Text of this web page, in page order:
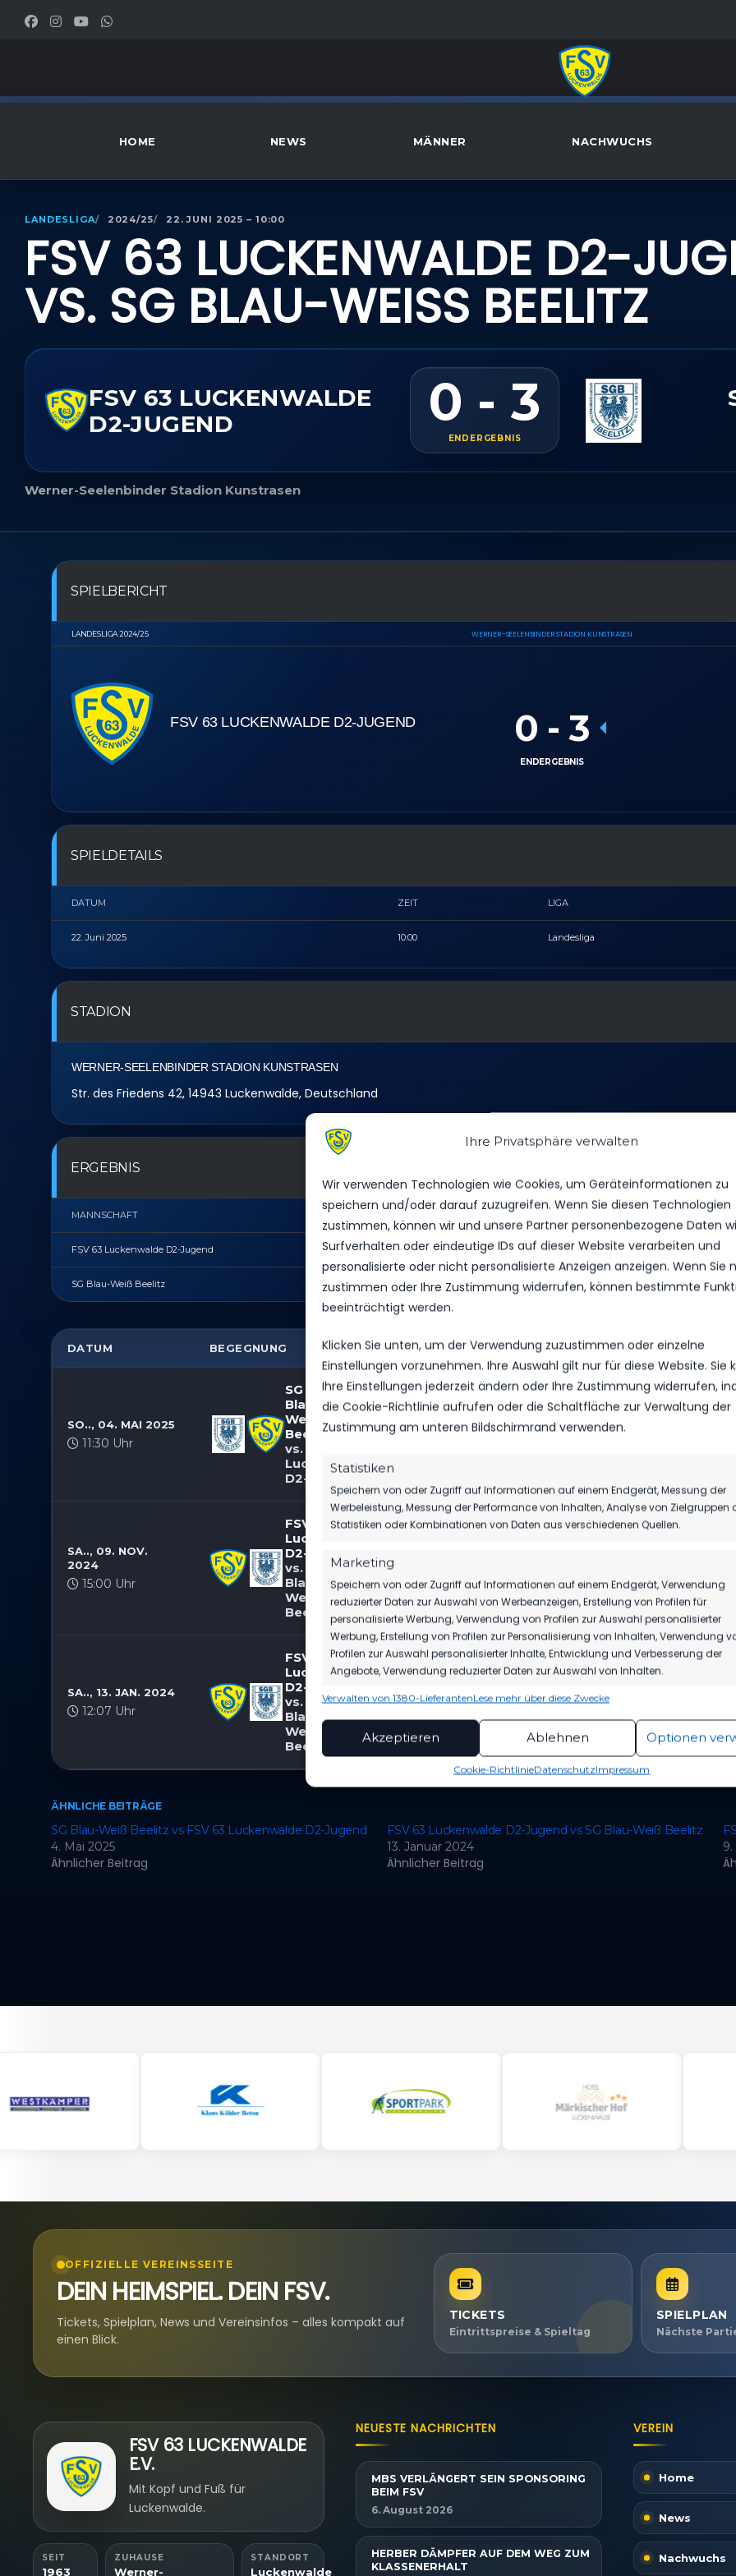
Ihre Privatsphäre verwalten
Wir verwenden Technologien wie Cookies, um Geräteinformationen zu
speichern und/oder darauf zuzugreifen. Wenn Sie diesen Technologien
zustimmen, können wir und unsere Partner personenbezogene Daten
Surfverhalten oder eindeutige IDs auf dieser Website verarbeiten und
personalisierte oder nicht personalisierte Anzeigen anzeigen. Wenn Sie
zustimmen oder Ihre Zustimmung widerrufen, können bestimmte
beeinträchtigt werden.
Klicken Sie unten, um der Verwendung zuzustimmen oder einzelne
Einstellungen vorzunehmen. Ihre Auswahl gilt nur für diese Website. Sie
Ihre Einstellungen jederzeit ändern oder Ihre Zustimmung widerrufen,
die Cookie-Richtlinie aufrufen oder die Schaltfläche zur Verwaltung der
Zustimmung am unteren Bildschirmrand verwenden.
Statistiken
Speichern von oder Zugriff auf Informationen auf einem Endgerät, Messung der
Werbeleistung, Messung der Performance von Inhalten, Analyse von Zielgruppen
Statistiken oder Kombinationen von Daten aus verschiedenen Quellen.
Marketing
Speichern von oder Zugriff auf Informationen auf einem Endgerät, Verwendung
reduzierter Daten zur Auswahl von Werbeanzeigen, Erstellung von Profilen für
personalisierte Werbung, Verwendung von Profilen zur Auswahl personalisierter
Werbung, Erstellung von Profilen zur Personalisierung von Inhalten, Verwendung
Profilen zur Auswahl personalisierter Inhalte, Entwicklung und Verbesserung der
Angebote, Verwendung reduzierter Daten zur Auswahl von Inhalten.
Funktionen
Abgleichung und Kombination von Daten aus unterschiedlichen Quellen,
Verknüpfung verschiedener Endgeräte, Identifikation von Endgeräten
anhand automatisch übermittelter Informationen.
Bereitstellung und Anzeige von Werbung und Inhalten,
Ihre Entscheidungen zum Datenschutz speichern und
übermitteln.
Verwalten von 1380-LieferantenLese mehr über diese Zwecke
Akzeptieren Ablehnen Optionen
Cookie-RichtlinieDatenschutzImpressum
HOME NEWS MÄNNER NACHWUCHS
LANDESLIGA 2024/25 22. JUNI 2025 – 10:00
FSV 63 LUCKENWALDE D2-
VS. SG BLAU-WEISS BEELITZ
FSV 63 LUCKENWALDE
D2-JUGEND
0 - 3
ENDERGEBNIS
Werner-Seelenbinder Stadion Kunstrasen
SPIELBERICHT
LANDESLIGA 2024/25 WERNER-SEELENBINDER STADION KUNSTRASEN
FSV 63 LUCKENWALDE D2-JUGEND 0 - 3
ENDERGEBNIS
SPIELDETAILS
DATUM ZEIT LIGA
22. Juni 2025 10:00 Landesliga
STADION
WERNER-SEELENBINDER STADION KUNSTRASEN
Str. des Friedens 42, 14943 Luckenwalde, Deutschland
ERGEBNIS
MANNSCHAFT
FSV 63 Luckenwalde D2-Jugend 0
SG Blau-Weiß Beelitz 3
DATUM BEGEGNUNG ERGEBNIS WETTBEWERB SAISON
SO.., 04. MAI 2025
11:30 Uhr
SG
Blau-
Weiß
Beelitz
vs. FSV 63
Luckenwalde
D2-Jugend
2:1 Landesliga
SA.., 09. NOV.
2024
15:00 Uhr
FSV 63
Luckenwalde
D2-Jugend
vs. SG
Blau-
Weiß
Beelitz
SA.., 13. JAN. 2024
12:07 Uhr
FSV 63
Luckenwalde
D2-Jugend
vs. SG
Blau-
Weiß
Beelitz
12:07 Uhr Hallen-Kreisturnier
ÄHNLICHE BEITRÄGE
SG Blau-Weiß Beelitz vs FSV 63 Luckenwalde D2-Jugend
4. Mai 2025
Ähnlicher Beitrag
FSV 63 Luckenwalde D2-Jugend vs SG Blau-Weiß Beelitz
13. Januar 2024
Ähnlicher Beitrag
OFFIZIELLE VEREINSSEITE
DEIN HEIMSPIEL. DEIN FSV.
Tickets, Spielplan, News und Vereinsinfos – alles kompakt auf
einen Blick.
TICKETS
Eintrittspreise & Spieltag
SPIELPLAN
Nächste
FSV 63 LUCKENWALDE
E.V.
Mit Kopf und Fuß für
Luckenwalde.
SEIT
1963
ZUHAUSE
Werner-
STANDORT
Luckenwalde
NEUESTE NACHRICHTEN
MBS VERLÄNGERT SEIN SPONSORING
BEIM FSV
6. August 2026
HERBER DÄMPFER AUF DEM WEG ZUM
KLASSENERHALT
VEREIN
Home
News
Nachwuchs